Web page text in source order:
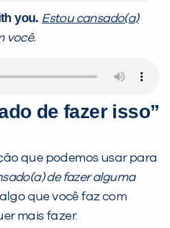
you. Estou cansado(a)
você.
de fazer isso”
que podemos usar para
de fazer alguma
que você faz com
mais fazer.